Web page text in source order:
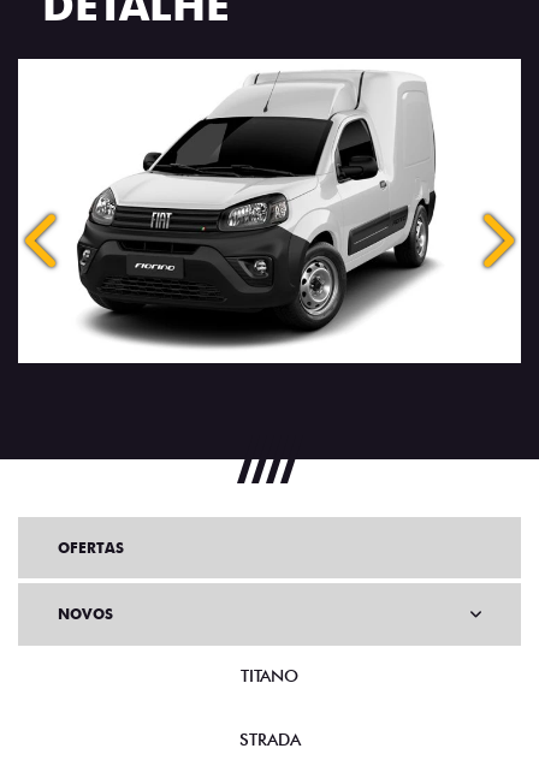
Anterior
OFERTAS
NOVOS
TITANO
STRADA